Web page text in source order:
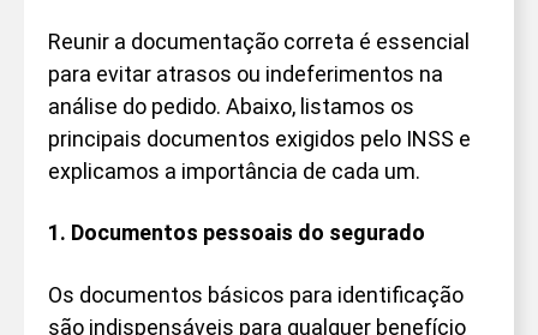
Reunir a documentação correta é essencial
para evitar atrasos ou indeferimentos na
análise do pedido. Abaixo, listamos os
principais documentos exigidos pelo INSS e
explicamos a importância de cada um.
1. Documentos pessoais do segurado
Os documentos básicos para identificação
são indispensáveis para qualquer benefício